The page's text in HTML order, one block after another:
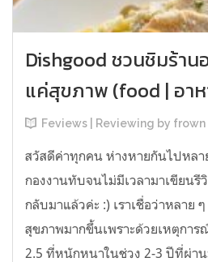
Dishgood ชวนชิมร้าน
แค่สุขภาพ (food | อาห
Feviews | Reviewing by frown
สวัสดีค่าทุกคน ห่างหายกันไปหลา
กองงานทับจนไม่มีเวลามาเขียนรี
กลับมาแล้วค่ะ :) เราเชื่อว่าหลาย
สุขภาพมากขึ้นเพราะด้วยเหตุการ
2.5 ที่หนักหนาในช่วง 2-3 ปีที่ผ่า